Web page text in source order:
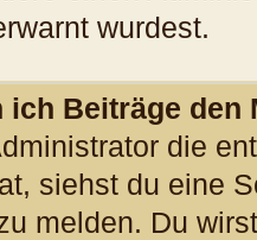
wurdest.
ich Beiträge den
die
siehst du eine
melden. Du